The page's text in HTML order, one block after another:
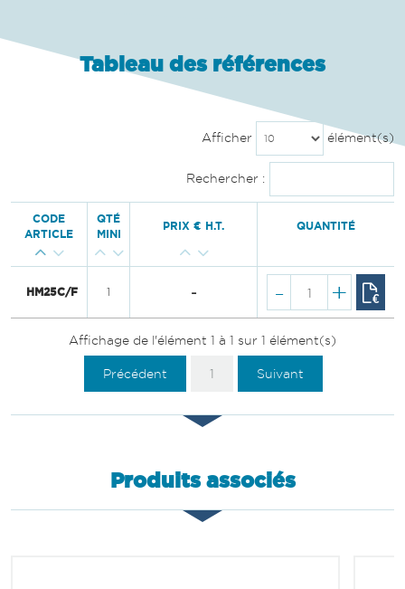
Tableau des références
Afficher élément(s)
Rechercher :
CODE
ARTICLE
QTÉ
MINI
PRIX € H.T. QUANTITÉ
HM25C/F 1 - - +
Affichage de l'élément 1 à 1 sur 1 élément(s)
Précédent 1 Suivant
Produits associés